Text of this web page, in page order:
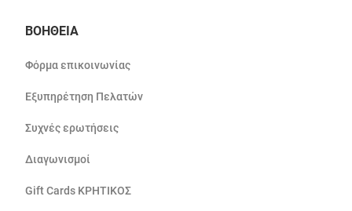
ΒΟΗΘΕΙΑ
Φόρμα επικοινωνίας
Εξυπηρέτηση Πελατών
Συχνές ερωτήσεις
Διαγωνισμοί
Gift Cards ΚΡΗΤΙΚΟΣ